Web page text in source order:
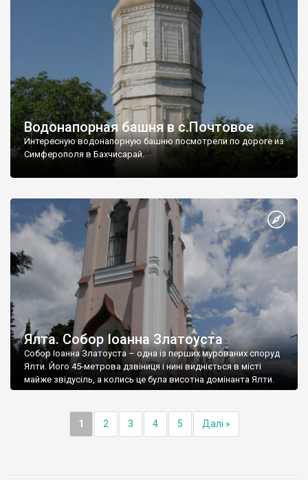
Водонапорная башня в с.Почтовое
Интересную водонапорную башню посмотрели по дороге из
Симферополя в Бахчисарай.
Ялта. Собор Іоанна Златоуста
Собор Іоанна Златоуста – одна із перших мурованих споруд
Ялти. Його 45-метрова дзвіниця і нині видніється в місті
майже звідусіль, а колись це була висотна домінанта Ялти.
1 2 3 4 5 Далі »